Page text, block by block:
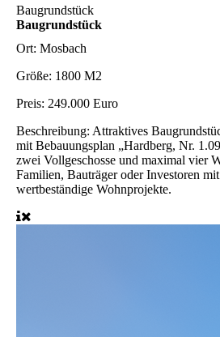
Baugrundstück
Baugrundstück
Ort: Mosbach
Größe: 1800 M2
Preis: 249.000 Euro
Beschreibung: Attraktives
mit Bebauungsplan „Hardberg, Nr.
zwei Vollgeschosse und maximal vier
Familien, Bauträger oder Investoren
wertbeständige Wohnprojekte.